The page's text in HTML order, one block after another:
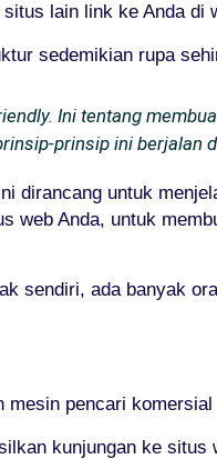
lain link ke Anda di
sedemikian rupa
Ini tentang
prinsip ini berjalan
dirancang untuk
Anda, untuk
sendiri, ada banyak
pencari
kunjungan ke